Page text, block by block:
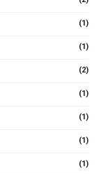
(1)
(1)
(2)
(1)
(1)
(1)
(1)